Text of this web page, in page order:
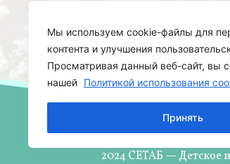
Мы используем cookie-файлы для
контента и улучшения
Просматривая данный веб-сайт, вы
нашей Политикой использования
Принять
2024 СЕТАБ — Детское